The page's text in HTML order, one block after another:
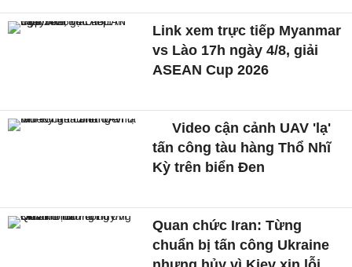
Link xem trực tiếp Myanmar
vs Lào 17h ngày 4/8, giải
ASEAN Cup 2026
Video cận cảnh UAV 'lạ'
tấn công tàu hàng Thổ Nhĩ
Kỳ trên biển Đen
Quan chức Iran: Từng
chuẩn bị tấn công Ukraine